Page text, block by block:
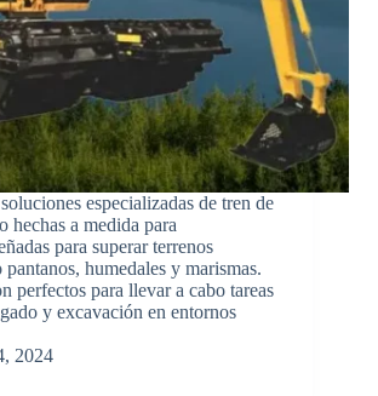
especializadas de tren de
hechas a medida para
para superar terrenos
pantanos, humedales y marismas.
perfectos para llevar a cabo tareas
y excavación en entornos
2024